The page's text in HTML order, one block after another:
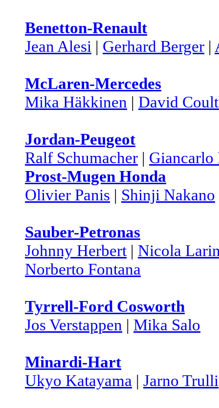
Benetton-Renault
Jean Alesi | Gerhard Berger |
McLaren-Mercedes
Mika Häkkinen | David
Jordan-Peugeot
Ralf Schumacher | Giancarlo
Prost-Mugen Honda
Olivier Panis | Shinji Nakano
Sauber-Petronas
Johnny Herbert | Nicola
Norberto Fontana
Tyrrell-Ford Cosworth
Jos Verstappen | Mika Salo
Minardi-Hart
Ukyo Katayama | Jarno Trulli